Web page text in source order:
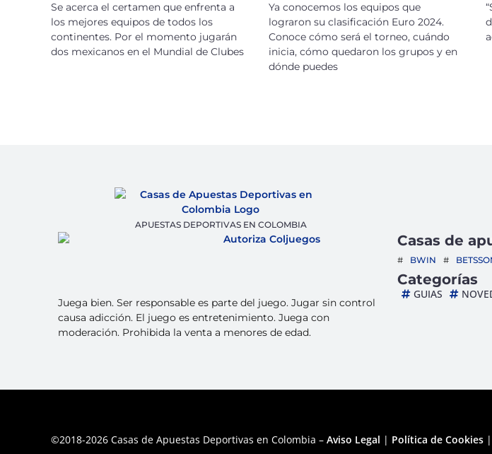
Se acerca el certamen que enfrenta a
los mejores equipos de todos los
continentes. Por el momento jugarán
dos mexicanos en el Mundial de Clubes
Ya conocemos los equipos que
lograron su clasificación Euro 2024.
Conoce cómo será el torneo, cuándo
inicia, cómo quedaron los grupos y en
dónde puedes
APUESTAS DEPORTIVAS EN COLOMBIA
Juega bien. Ser responsable es parte del juego. Jugar sin control
causa adicción. El juego es entretenimiento. Juega con
moderación. Prohibida la venta a menores de edad.
Casas de
BWIN
Categorías
GUIAS
©2018-2026 Casas de Apuestas Deportivas en Colombia – Aviso Legal | Política de Cookies |